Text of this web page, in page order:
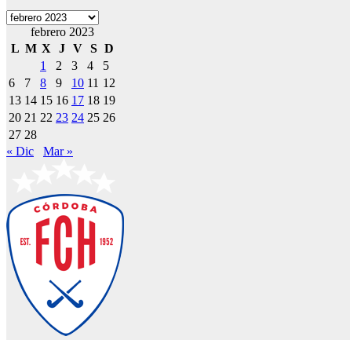
Archivos
febrero 2023
L M X J V S D
1
2 3 4
5
6
7 8 9 10 11 12
13 14 15 16 17 18 19
20 21 22 23 24 25 26
27 28
« Dic
Mar »